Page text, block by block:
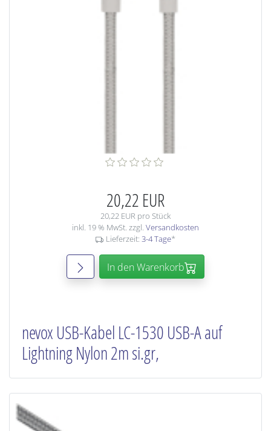
20,22 EUR
20,22 EUR pro Stück
inkl. 19 % MwSt. zzgl. Versandkosten
Lieferzeit: 3-4 Tage*
In den Warenkorb
nevox USB-Kabel LC-1530 USB-A auf
Lightning Nylon 2m si.gr,